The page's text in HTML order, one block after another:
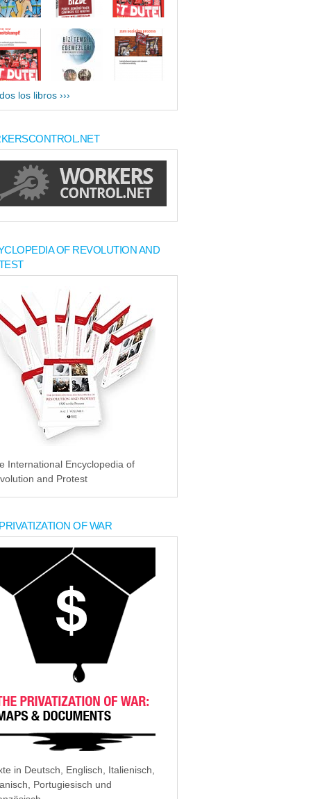
los libros ›››
OF REVOLUTION AND
International Encyclopedia of
and Protest
OF WAR
in Deutsch, Englisch, Italienisch,
Portugiesisch und